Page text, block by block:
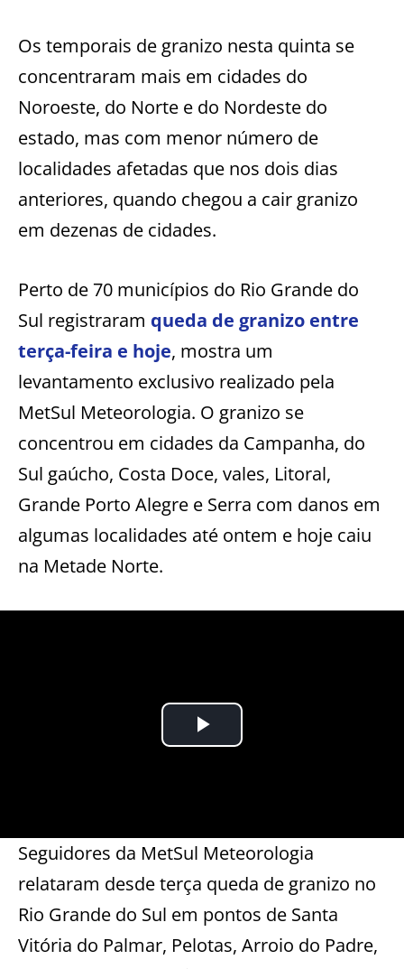
Os temporais de granizo nesta quinta se
concentraram mais em cidades do
Noroeste, do Norte e do Nordeste do
estado, mas com menor número de
localidades afetadas que nos dois dias
anteriores, quando chegou a cair granizo
em dezenas de cidades.
Perto de 70 municípios do Rio Grande do
Sul registraram queda de granizo entre
terça-feira e hoje, mostra um
levantamento exclusivo realizado pela
MetSul Meteorologia. O granizo se
concentrou em cidades da Campanha, do
Sul gaúcho, Costa Doce, vales, Litoral,
Grande Porto Alegre e Serra com danos em
algumas localidades até ontem e hoje caiu
na Metade Norte.
Seguidores da MetSul Meteorologia
relataram desde terça queda de granizo no
Rio Grande do Sul em pontos de Santa
Vitória do Palmar, Pelotas, Arroio do Padre,